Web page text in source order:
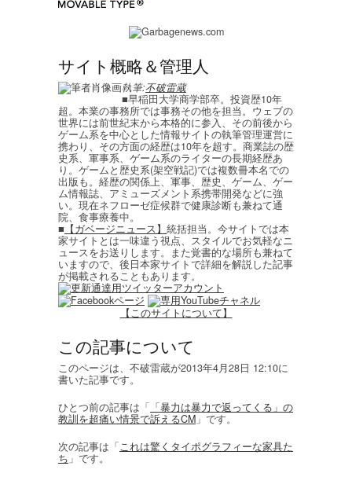
サイト概略＆管理人
執筆:不破雷蔵
■早稲田大学商学部卒。投資歴10年
超。本業の事務所では事務その他を担当。ウェブの
世界には前世紀末から本格的に参入、その前後から
ゲーム系を中心とした情報サイトの執筆管理運営に
携わり、その方面の経歴は10年を超す。商業誌の歴
史系、軍事系、ゲーム系のライターの長期経歴あ
り。ゲームと歴史系(架空戦記)では複数冊本名での
出版も。経歴の関係上、軍事、歴史、ゲーム、ゲー
ム情報誌、アミューズメント系携帯開発などに強
い。現在ネフローゼ症候群で健康診断も兼ねて通
院、食事療養中。
■ 【ガベージニュース】 統括担当。今サイトでは本
家サイトとは一味違う視点、スタイルでお気軽なニ
ュースをお送りします。また覚書的な場所も兼ねて
いますので、後日本家サイトで詳細を解説した記事
が掲載されることもあります。
【このサイトについて】
この記事について
このページは、不破雷蔵が2013年4月28日 12:10に
書いた記事です。
ひとつ前の記事は「 「暴力は暴力で返ってくる」の
教訓を超痛い情景で訴えるCM 」です。
次の記事は「これは驚くタイポグラフィーな家具た
ち 」です。